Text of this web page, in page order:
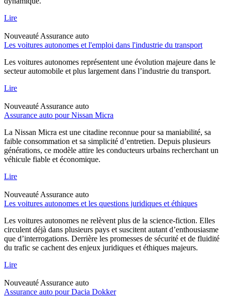
Lire
Nouveauté Assurance auto
Les voitures autonomes et l'emploi dans l'industrie du transport
Les voitures autonomes représentent une évolution majeure dans le
secteur automobile et plus largement dans l’industrie du transport.
Lire
Nouveauté Assurance auto
Assurance auto pour Nissan Micra
La Nissan Micra est une citadine reconnue pour sa maniabilité, sa
faible consommation et sa simplicité d’entretien. Depuis plusieurs
générations, ce modèle attire les conducteurs urbains recherchant un
véhicule fiable et économique.
Lire
Nouveauté Assurance auto
Les voitures autonomes et les questions juridiques et éthiques
Les voitures autonomes ne relèvent plus de la science-fiction. Elles
circulent déjà dans plusieurs pays et suscitent autant d’enthousiasme
que d’interrogations. Derrière les promesses de sécurité et de fluidité
du trafic se cachent des enjeux juridiques et éthiques majeurs.
Lire
Nouveauté Assurance auto
Assurance auto pour Dacia Dokker